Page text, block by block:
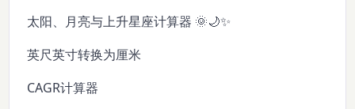
太阳、月亮与上升星座计算器 🌞🌙✨
英尺英寸转换为厘米
CAGR计算器